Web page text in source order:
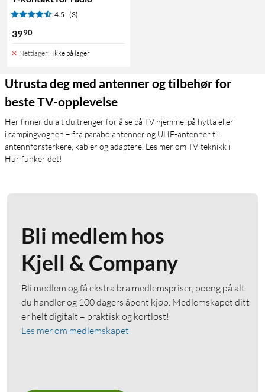
4.5 (3)
3990
Nettlager: Ikke på lager
Utrusta deg med antenner og tilbehør for
beste TV-opplevelse
Her finner du alt du trenger for å se på TV hjemme, på hytta eller
i campingvognen – fra parabolantenner og UHF-antenner til
antennforsterkere, kabler og adaptere. Les mer om TV-teknikk i
Hur funker det!
Bli medlem hos
Kjell & Company
Bli medlem og få ekstra bra medlemspriser, poeng på alt
du handler og 100 dagers åpent kjøp. Medlemskapet ditt
er helt digitalt – praktisk og kortløst!
Les mer om medlemskapet